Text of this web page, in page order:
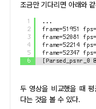
조금만 기다리면 아래와
1
2
3
4
5
6
...
frame=51951
frame=52081
frame=52214
frame=52347
[Parsed_psnr_0
두 영상을 비교했을 때 평균 PSNR이 29.818578로 계산되었
다는 것을 볼 수 있다.